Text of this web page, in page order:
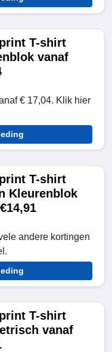
T-shirt
vanaf
€ 17,04. Klik hier
T-shirt
Kleurenblok
andere kortingen
T-shirt
vanaf